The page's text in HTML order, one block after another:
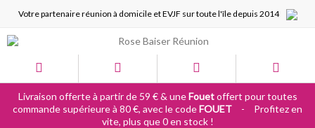
Votre partenaire réunion à domicile et EVJF sur toute l'île depuis 2014
Livraison offerte à partir de 59 € & uneFouetoffert pour toutes
commande supérieure à 80 €, avec le codeFOUET -
Profitez en
vite, plus que 0 en stock !